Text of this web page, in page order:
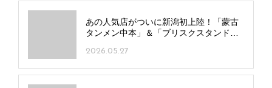
あの人気店がついに新潟初上陸！「蒙古
タンメン中本」＆「ブリスクスタンド」
2026.05.27